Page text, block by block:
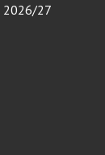
2026/27